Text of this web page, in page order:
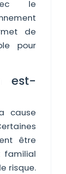
le
de
pour
est-
cause
être
familial
risque.